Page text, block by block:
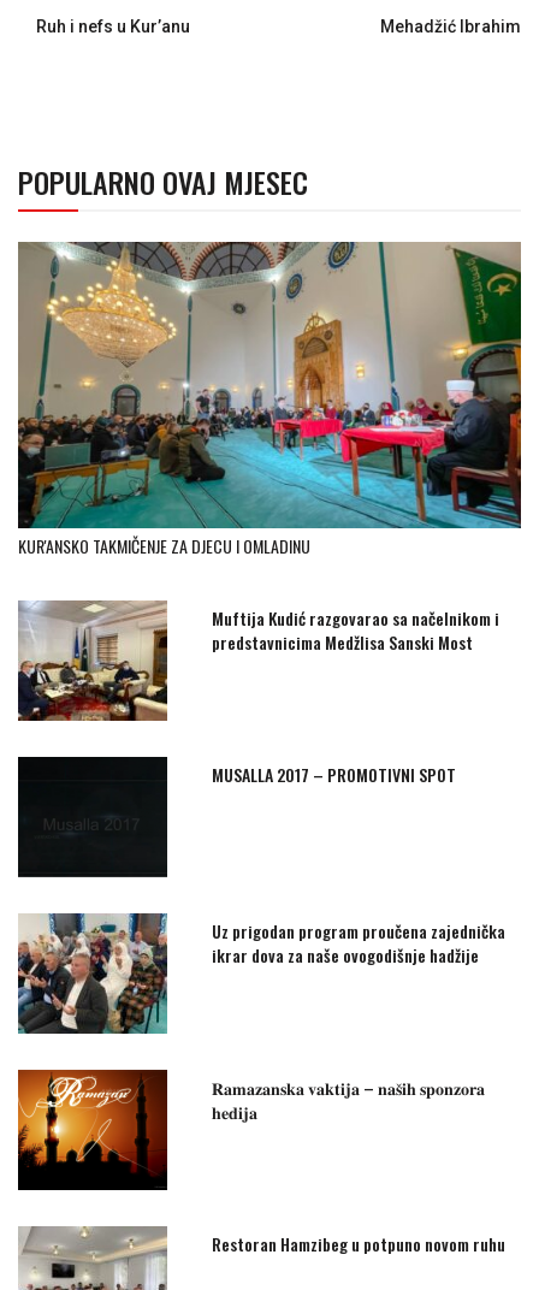
Ruh i nefs u Kur’anu Mehadžić Ibrahim
POPULARNO OVAJ MJESEC
KUR'ANSKO TAKMIČENJE ZA DJECU I OMLADINU
Muftija Kudić razgovarao sa načelnikom i
predstavnicima Medžlisa Sanski Most
MUSALLA 2017 – PROMOTIVNI SPOT
Uz prigodan program proučena zajednička
ikrar dova za naše ovogodišnje hadžije
𝐑𝐚𝐦𝐚𝐳𝐚𝐧𝐬𝐤𝐚 𝐯𝐚𝐤𝐭𝐢𝐣𝐚 – 𝐧𝐚𝐬̌𝐢𝐡 𝐬𝐩𝐨𝐧𝐳𝐨𝐫𝐚
𝐡𝐞𝐝𝐢𝐣𝐚
Restoran Hamzibeg u potpuno novom ruhu